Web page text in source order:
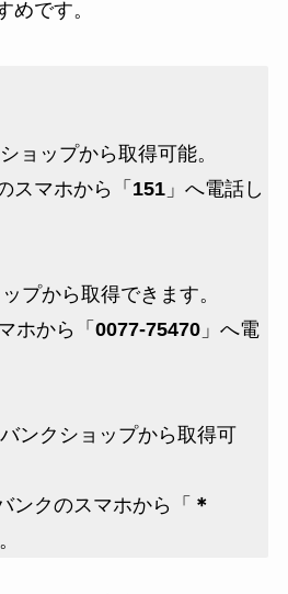
めです。
ョップから取得可能。
スマホから「 151」へ電話し
プから取得できます。
ホから「 0077-75470」へ電
ンクショップから取得可
ンクのスマホから「 ＊